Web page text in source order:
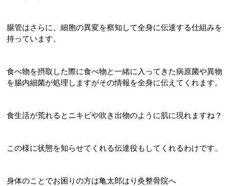
腸管はさらに、細胞の異変を察知して全身に伝達する仕組みを
持っています。
食べ物を摂取した際に食べ物と一緒に入ってきた病原菌や異物
を腸内細菌が処理しますがその情報を全身に伝えてくれます。
食生活が荒れるとニキビや吹き出物のように肌に現れますね？
この様に状態を知らせてくれる伝達役もしてくれるわけです。
身体のことでお困りの方は亀太郎はり灸整骨院へ